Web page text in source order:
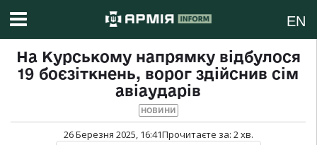
EN
На Курському напрямку відбулося
19 боєзіткнень, ворог здійснив сім
авіаударів
НОВИНИ
26 Березня 2025, 16:41Прочитаєте за: 2хв.